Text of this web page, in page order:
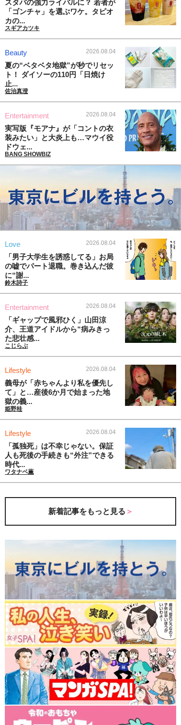
スタバの強力ライバルに？ 若者が
「ゴンチャ」を選ぶワケ。タピオ
カの...
スギアカツキ
Beauty 2026.08.04
夏の“ベタベタ地獄”が秒でリセッ
ト！ ダイソーの110円「日焼け
止...
佐治真澄
Entertainment 2026.08.04
実写版『モアナ』が「コントの衣
装みたい」と大炎上も…マウイ役
ドウェ...
BANG SHOWBIZ
Love 2026.08.04
「男子大学生を誘惑してる」お局
の嘘でパート退職。巻き込んだ彼
に“謝...
鈴木詩子
Entertainment 2026.08.04
「ギャップで風邪ひく」山田涼
介、王道アイドルから“病みきっ
た悲壮感...
こじらぶ
Lifestyle 2026.08.04
義母が「赤ちゃんより私を優先し
て」と…産後6か月で始まった地
獄の義...
姫野桂
Lifestyle 2026.08.04
「孤独死」は不幸じゃない。保証
人も死後の手続きも“外注”できる
時代...
ワタナベ薫
新着記事をもっと見る